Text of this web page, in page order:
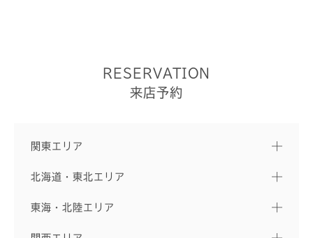
RESERVATION
来店予約
関東エリア
北海道・東北エリア
東海・北陸エリア